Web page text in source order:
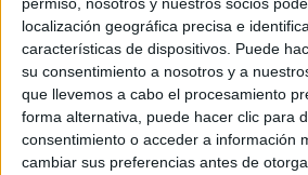
permiso, nosotros y nuestros socios
localización geográfica precisa e
características de dispositivos. Puede
su consentimiento a nosotros y a
que llevemos a cabo el procesamiento
forma alternativa, puede hacer clic para
consentimiento o acceder a información
cambiar sus preferencias antes de
Internacionales
Campeonatos
Históricos
Dakar
RallyCross
Circuitos